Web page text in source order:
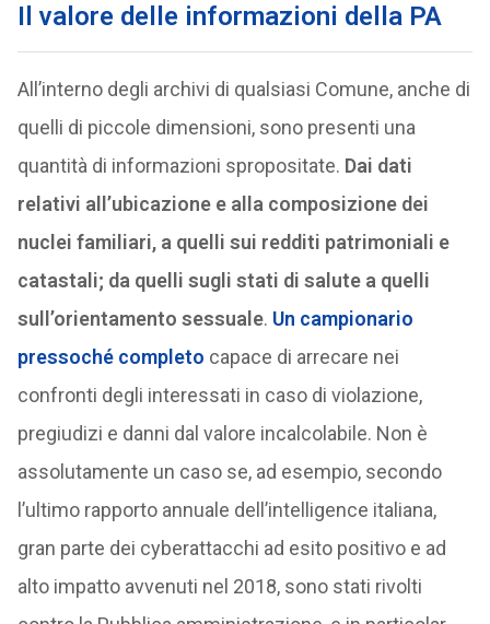
Il valore delle informazioni della PA
All’interno degli archivi di qualsiasi Comune, anche di
quelli di piccole dimensioni, sono presenti una
quantità di informazioni spropositate. Dai dati
relativi all’ubicazione e alla composizione dei
nuclei familiari, a quelli sui redditi patrimoniali e
catastali; da quelli sugli stati di salute a quelli
sull’orientamento sessuale. Un campionario
pressoché completo capace di arrecare nei
confronti degli interessati in caso di violazione,
pregiudizi e danni dal valore incalcolabile. Non è
assolutamente un caso se, ad esempio, secondo
l’ultimo rapporto annuale dell’intelligence italiana,
gran parte dei cyberattacchi ad esito positivo e ad
alto impatto avvenuti nel 2018, sono stati rivolti